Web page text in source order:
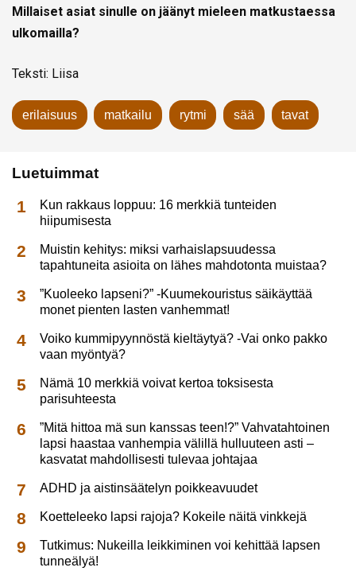
Millaiset asiat sinulle on jäänyt mieleen matkustaessa
ulkomailla?
Teksti: Liisa
erilaisuus matkailu rytmi sää tavat
Luetuimmat
Kun rakkaus loppuu: 16 merkkiä tunteiden
hiipumisesta
Muistin kehitys: miksi varhaislapsuudessa
tapahtuneita asioita on lähes mahdotonta muistaa?
”Kuoleeko lapseni?” -Kuumekouristus säikäyttää
monet pienten lasten vanhemmat!
Voiko kummipyynnöstä kieltäytyä? -Vai onko pakko
vaan myöntyä?
Nämä 10 merkkiä voivat kertoa toksisesta
parisuhteesta
”Mitä hittoa mä sun kanssas teen!?” Vahvatahtoinen
lapsi haastaa vanhempia välillä hulluuteen asti –
kasvatat mahdollisesti tulevaa johtajaa
ADHD ja aistinsäätelyn poikkeavuudet
Koetteleeko lapsi rajoja? Kokeile näitä vinkkejä
Tutkimus: Nukeilla leikkiminen voi kehittää lapsen
tunneälyä!